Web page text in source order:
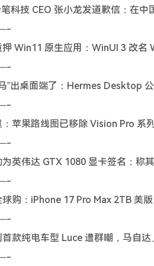
笔科技 CEO 张小龙发道歉信：在
押 Win11 原生应用：WinUI 3 改名
”出桌面端了：Hermes Desktop
：苹果路线图已移除 Vision Pro 系
为英伟达 GTX 1080 显卡签名：称
球购：iPhone 17 Pro Max 2TB 美
首款纯电车型 Luce 遭群嘲，马自